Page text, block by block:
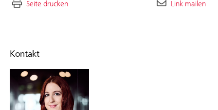
Kontakt
Seite drucken Link mailen